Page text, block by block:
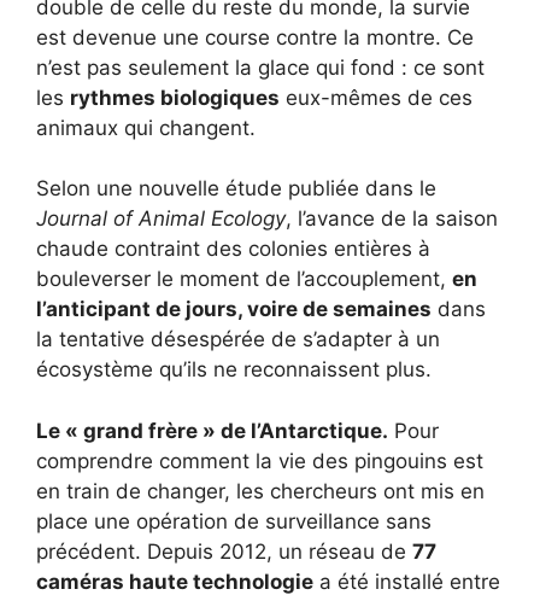
double de celle du reste du monde, la survie
est devenue une course contre la montre. Ce
n’est pas seulement la glace qui fond : ce sont
les rythmes biologiques eux-mêmes de ces
animaux qui changent.
Selon une nouvelle étude publiée dans le
Journal of Animal Ecology, l’avance de la saison
chaude contraint des colonies entières à
bouleverser le moment de l’accouplement, en
l’anticipant de jours, voire de semaines dans
la tentative désespérée de s’adapter à un
écosystème qu’ils ne reconnaissent plus.
Le « grand frère » de l’Antarctique. Pour
comprendre comment la vie des pingouins est
en train de changer, les chercheurs ont mis en
place une opération de surveillance sans
précédent. Depuis 2012, un réseau de 77
caméras haute technologie a été installé entre